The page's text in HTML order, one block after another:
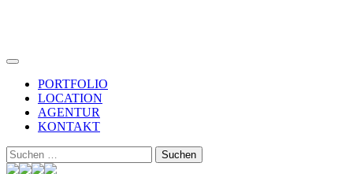
PORTFOLIO
LOCATION
AGENTUR
KONTAKT
Suchen
nach: